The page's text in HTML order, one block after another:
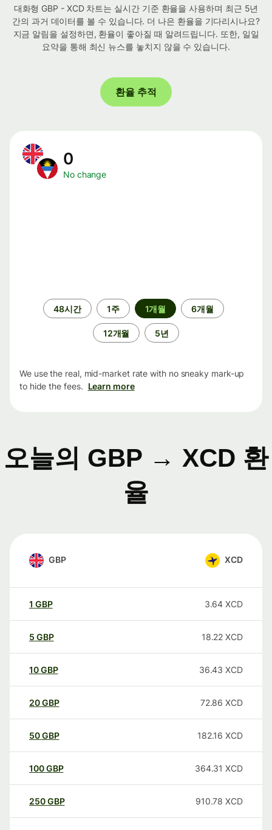
대화형 GBP - XCD 차트는 실시간 기준 환율을 사용하며 최근 5년
간의 과거 데이터를 볼 수 있습니다. 더 나은 환율을 기다리시나요?
지금 알림을 설정하면, 환율이 좋아질 때 알려드립니다. 또한, 일일
요약을 통해 최신 뉴스를 놓치지 않을 수 있습니다.
환율 추적
0
No change
48시간 1주 1개월 6개월
12개월 5년
We use the real, mid-market rate with no sneaky mark-up
to hide the fees. Learn more
오늘의 GBP → XCD 환
율
GBP XCD
1 GBP 3.64 XCD
5 GBP 18.22 XCD
10GBP 36.43 XCD
20GBP 72.86 XCD
50GBP 182.16 XCD
100GBP 364.31 XCD
250GBP 910.78 XCD